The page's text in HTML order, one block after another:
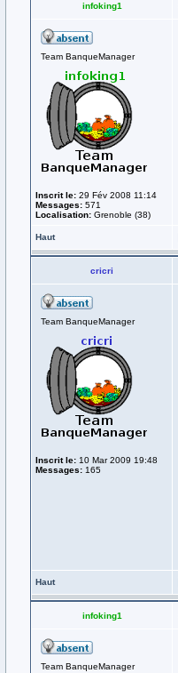
infoking1
Team BanqueManager
Inscrit le: 29 Fév 2008 11:14
Messages: 571
Localisation: Grenoble (38)
Haut
cricri
Team BanqueManager
Inscrit le: 10 Mar 2009 19:48
Messages: 165
Haut
infoking1
Team BanqueManager